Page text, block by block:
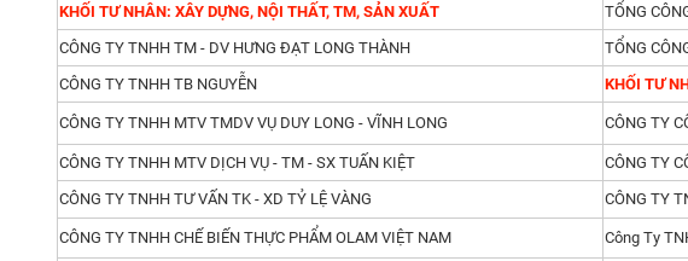
KHỐI TƯ NHÂN: XÂY DỰNG, NỘI THẤT, TM, SẢN XUẤT
TỔNG
CÔNG TY TNHH TM - DV HƯNG ĐẠT LONG THÀNH
TỔNG
CÔNG TY TNHH TB NGUYỄN
KHỐI TƯ
CÔNG TY TNHH MTV TMDV VỤ DUY LONG - VĨNH LONG CÔNG TY
CÔNG TY TNHH MTV DỊCH VỤ - TM - SX TUẤN KIỆT
CÔNG TY
CÔNG TY TNHH TƯ VẤN TK - XD TỶ LỆ VÀNG
CÔNG TY
CÔNG TY TNHH CHẾ BIẾN THỰC PHẨM OLAM VIỆT NAM Công Ty